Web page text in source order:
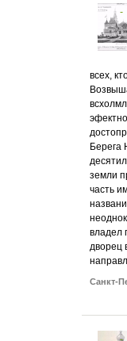
всех,
Берега
земли
часть
владел
дворец
Санкт-